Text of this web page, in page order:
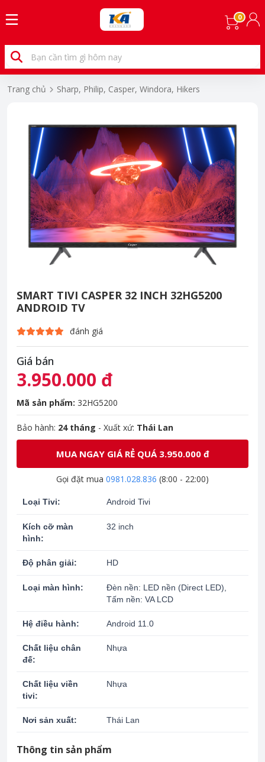
0
Trang chủ Sharp, Philip, Casper, Windora, Hikers
SMART TIVI CASPER 32 INCH 32HG5200
ANDROID TV
đánh giá
Giá bán
3.950.000 đ
Mã sản phẩm: 32HG5200
Bảo hành: 24 tháng - Xuất xứ: Thái Lan
MUA NGAY GIÁ RẺ QUÁ 3.950.000 đ
Gọi đặt mua 0981.028.836 (8:00 - 22:00)
Loại Tivi: Android Tivi
Kích cỡ màn
hình:
32 inch
Độ phân giải: HD
Loại màn hình:
Đèn nền: LED nền (Direct LED),
Tấm nền: VA LCD
Hệ điều hành: Android 11.0
Chất liệu chân
đế:
Nhựa
Chất liệu viền
tivi:
Nhựa
Nơi sản xuất: Thái Lan
Thông tin sản phẩm